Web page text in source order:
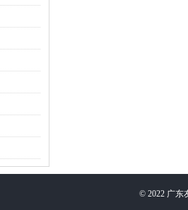
© 2022 广东